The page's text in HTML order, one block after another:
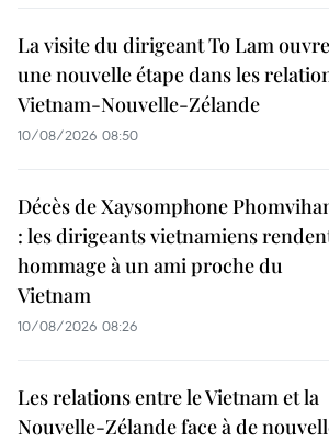
La visite du dirigeant To Lam ouvre
une nouvelle étape dans les
Vietnam-Nouvelle-Zélande
10/08/2026 08:50
Décès de Xaysomphone
: les dirigeants vietnamiens
hommage à un ami proche du
Vietnam
10/08/2026 08:26
Les relations entre le Vietnam et la
Nouvelle-Zélande face à de